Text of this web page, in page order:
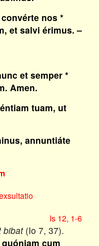
nos *
et salvi érimus. –
et semper *
Amen.
tuam, ut
annuntiáte
Is 12, 1-6
bibat(Io 7, 37).
cum